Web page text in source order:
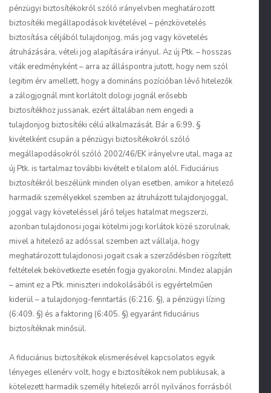
pénzügyi biztosítékokról szóló irányelvben meghatározott
biztosítéki megállapodások kivételével – pénzkövetelés
biztosítása céljából tulajdonjog, más jog vagy követelés
átruházására, vételi jog alapítására irányul. Az új Ptk. – hosszas
viták eredményként – arra az álláspontra jutott, hogy nem szól
legitim érv amellett, hogy a domináns pozícióban lévő hitelezők
a zálogjognál mint korlátolt dologi jognál erősebb
biztosítékhoz jussanak, ezért általában nem engedi a
tulajdonjog biztosítéki célú alkalmazását. Bár a 6:99. §
kivételként csupán a pénzügyi biztosítékokról szóló
megállapodásokról szóló 2002/46/EK irányelvre utal, maga az
új Ptk. is tartalmaz további kivételt e tilalom alól. Fiduciárius
biztosítékról beszélünk minden olyan esetben, amikor a hitelező
harmadik személyekkel szemben az átruházott tulajdonjoggal,
joggal vagy követeléssel járó teljes hatalmat megszerzi,
azonban tulajdonosi jogai kötelmi jogi korlátok közé szorulnak,
mivel a hitelező az adóssal szemben azt vállalja, hogy
meghatározott tulajdonosi jogait csak a szerződésben rögzített
feltételek bekövetkezte esetén fogja gyakorolni. Mindez alapján
– amint ez a Ptk. miniszteri indokolásából is egyértelműen
kiderül – a tulajdonjog-fenntartás (6:216. §), a pénzügyi lízing
(6:409. §) és a faktoring (6:405. §) egyaránt fiduciárius
biztosítéknak minősül.
A fiduciárius biztosítékok elismerésével kapcsolatos egyik
lényeges ellenérv volt, hogy e biztosítékok nem publikusak, a
kötelezett harmadik személy hitelezői arról nyilvános forrásból